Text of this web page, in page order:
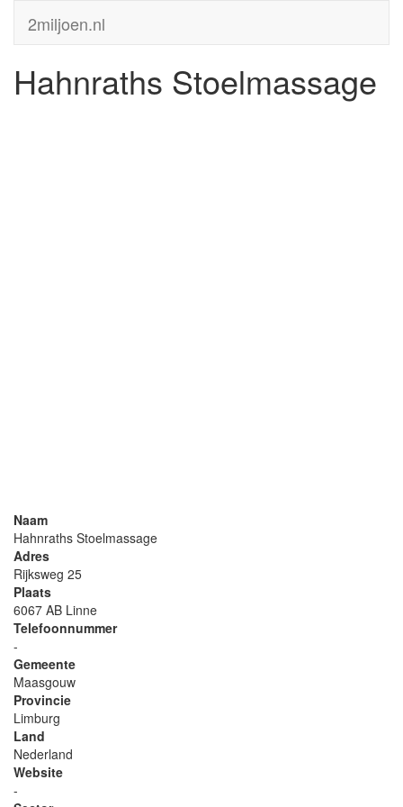
2miljoen.nl
Hahnraths Stoelmassage
Naam
Hahnraths Stoelmassage
Adres
Rijksweg 25
Plaats
6067 AB Linne
Telefoonnummer
-
Gemeente
Maasgouw
Provincie
Limburg
Land
Nederland
Website
-